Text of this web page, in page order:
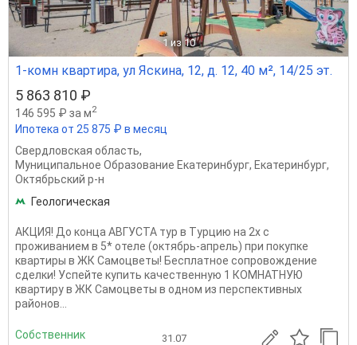
1 из 10
1-комн квартира, ул Яскина, 12, д. 12, 40 м², 14/25 эт.
5 863 810 ₽
146 595 ₽ за м2
Ипотека от 25 875 ₽ в месяц
Свердловская область,
Муниципальное Образование Екатеринбург, Екатеринбург,
Октябрьский р-н
Геологическая
АКЦИЯ! До конца АВГУСТА тур в Турцию на 2х с
проживанием в 5* отеле (октябрь-апрель) при покупке
квартиры в ЖК Самоцветы! Бесплатное сопровождение
сделки! Успейте купить качественную 1 КОМНАТНУЮ
квартиру в ЖК Самоцветы в одном из перспективных
районов...
Собственник 31.07